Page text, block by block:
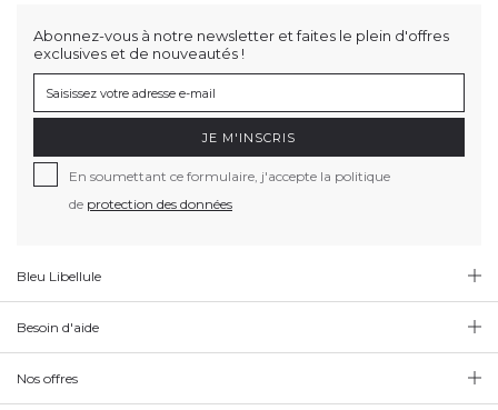
Abonnez-vous à notre newsletter et faites le plein d'offres
exclusives et de nouveautés !
JE M'INSCRIS
En soumettant ce formulaire, j'accepte la politique
de protection des données
Bleu Libellule
Besoin d'aide
Nos offres